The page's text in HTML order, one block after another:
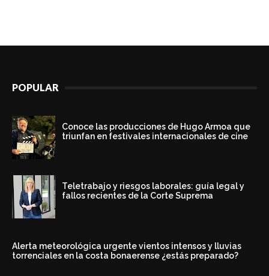
POPULAR
Conoce las producciones de Hugo Armoa que
triunfan en festivales internacionales de cine
Teletrabajo y riesgos laborales: guía legal y
fallos recientes de la Corte Suprema
Alerta meteorológica urgente vientos intensos y lluvias
torrenciales en la costa bonaerense ¿estás preparado?